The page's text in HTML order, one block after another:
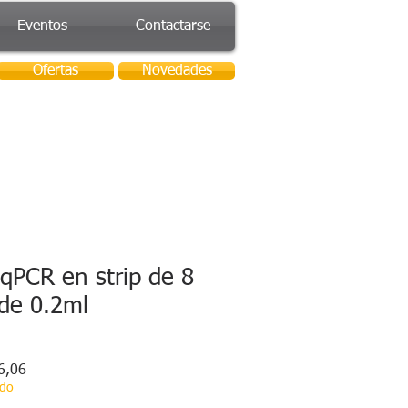
Eventos Contactarse
Ofertas Novedades
en strip de 8
0.2ml
Precio